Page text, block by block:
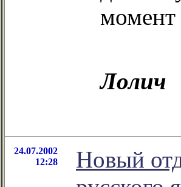
момент
Лолич
24.07.2002
12:28
Новый